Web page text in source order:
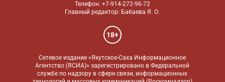
Телефон: +7-914-272-96-72
Главный редактор: Бабаева Я. О.
18+
Сетевое издание «Якутское-Саха Информационное
Агентство (ЯСИА)» зарегистрировано в Федеральной
службе по надзору в сфере связи, информационных